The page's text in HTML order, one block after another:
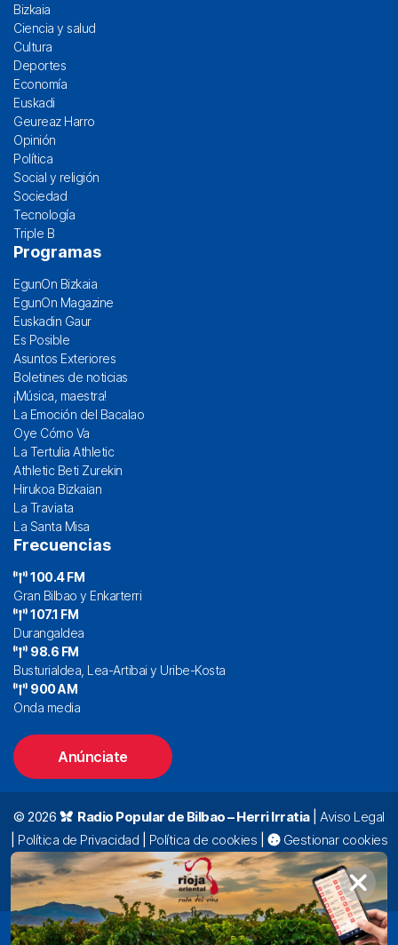
Bizkaia
Ciencia y salud
Cultura
Deportes
Economía
Euskadi
Geureaz Harro
Opinión
Política
Social y religión
Sociedad
Tecnología
Triple B
Programas
EgunOn Bizkaia
EgunOn Magazine
Euskadin Gaur
Es Posible
Asuntos Exteriores
Boletines de noticias
¡Música, maestra!
La Emoción del Bacalao
Oye Cómo Va
La Tertulia Athletic
Athletic Beti Zurekin
Hirukoa Bizkaian
La Traviata
La Santa Misa
Frecuencias
100.4 FM
Gran Bilbao y Enkarterri
107.1 FM
Durangaldea
98.6 FM
Busturialdea, Lea-Artibai y Uribe-Kosta
900 AM
Onda media
Anúnciate
© 2026 Radio Popular de Bilbao – Herri Irratia|Aviso Legal
Política de Privacidad Política de cookies
Gestionar cookies
Alda. Mazarredo, 47 – 7º 48009 Bilbao |
94 423 92 00|
oyentes@radiopopular.com